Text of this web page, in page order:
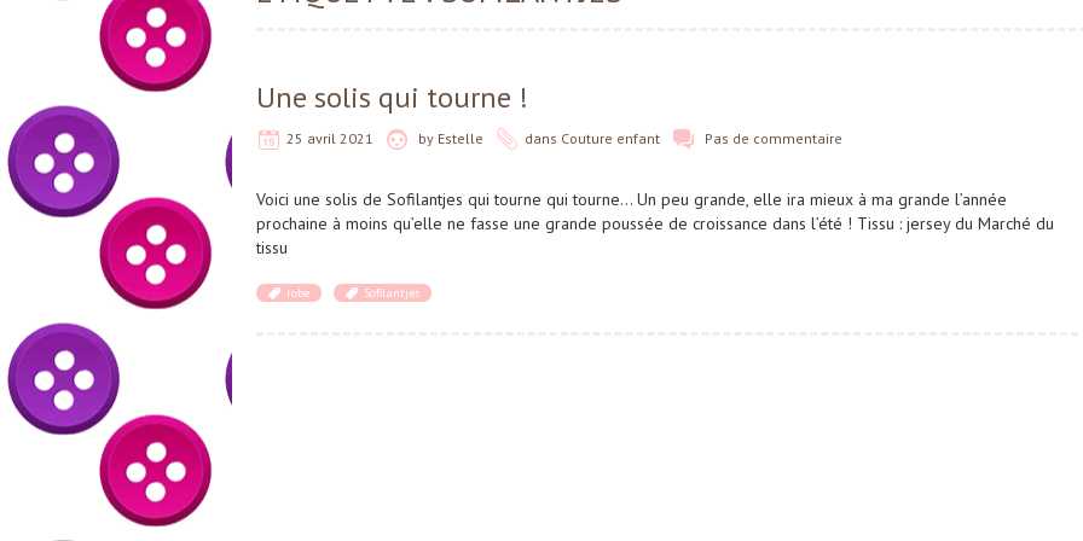
Une solis qui tourne !
25 avril 2021 by Estelle dans Couture enfant Pas de commentaire
Voici une solis de Sofilantjes qui tourne qui tourne… Un peu grande, elle ira mieux à ma grande l’année
prochaine à moins qu’elle ne fasse une grande poussée de croissance dans l’été ! Tissu : jersey du Marché du
tissu
robe Sofilantjes